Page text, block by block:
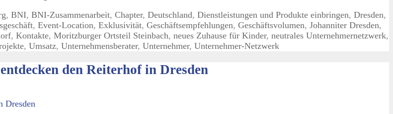
, BNI, BNI-Zusammenarbeit, Chapter, Deutschland, Dienstleistungen und Produkte einbringen, Dresden,
, Event-Location, Exklusivität, Geschäftsempfehlungen, Geschäftsvolumen, Johanniter Dresden,
, Kontakte, Moritzburger Ortsteil Steinbach, neues Zuhause für Kinder, neutrales Unternehmernetzwerk,
, Umsatz, Unternehmensberater, Unternehmer, Unternehmer-Netzwerk
den Reiterhof in Dresden